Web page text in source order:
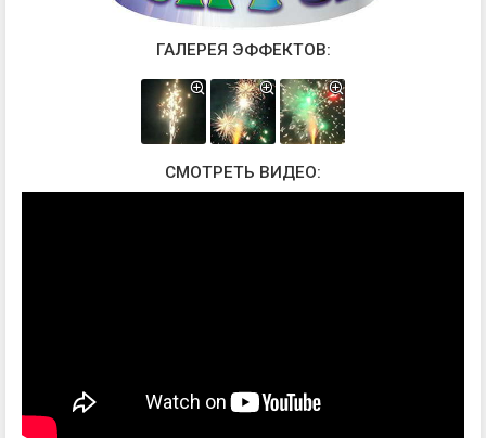
ГАЛЕРЕЯ ЭФФЕКТОВ:
СМОТРЕТЬ ВИДЕО: